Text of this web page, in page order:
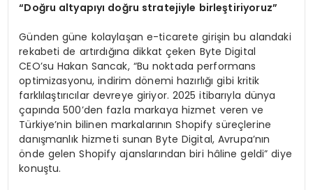
“Doğru altyapıyı doğru stratejiyle birleştiriyoruz”
Günden güne kolaylaşan e-ticarete girişin bu alandaki
rekabeti de artırdığına dikkat çeken Byte Digital
CEO’su Hakan Sancak, “Bu noktada performans
optimizasyonu, indirim dönemi hazırlığı gibi kritik
farklılaştırıcılar devreye giriyor. 2025 itibarıyla dünya
çapında 500’den fazla markaya hizmet veren ve
Türkiye’nin bilinen markalarının Shopify süreçlerine
danışmanlık hizmeti sunan Byte Digital, Avrupa’nın
önde gelen Shopify ajanslarından biri hâline geldi” diye
konuştu.